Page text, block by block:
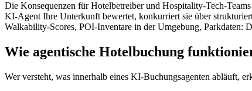
Die Konsequenzen für Hotelbetreiber und Hospitality-Tech-
KI-Agent Ihre Unterkunft bewertet, konkurriert sie über
Walkability-Scores, POI-Inventare in der Umgebung, Parkdaten:
Wie agentische Hotelbuchung
Wer versteht, was innerhalb eines KI-Buchungsagenten abläuft,